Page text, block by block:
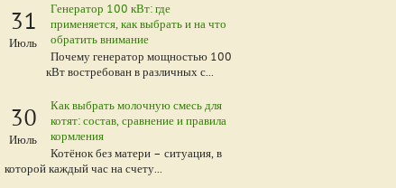
31
Июль
Генератор 100 кВт: где
применяется, как выбрать и на что
обратить внимание
Почему генератор мощностью 100
кВт востребован в различных с...
30
Июль
Как выбрать молочную смесь для
котят: состав, сравнение и правила
кормления
Котёнок без матери – ситуация, в
которой каждый час на счету...